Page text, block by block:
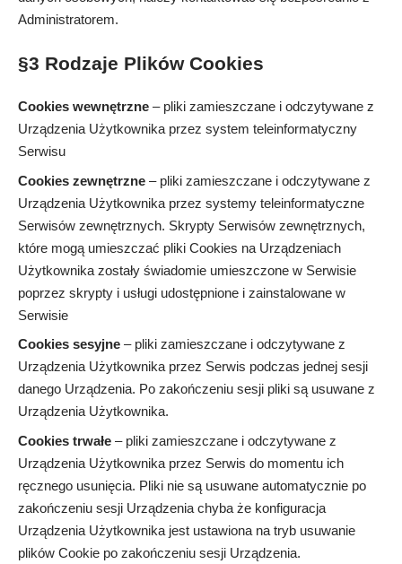
Administratorem.
§3 Rodzaje Plików Cookies
Cookies wewnętrzne – pliki zamieszczane i odczytywane z
Urządzenia Użytkownika przez system teleinformatyczny
Serwisu
Cookies zewnętrzne – pliki zamieszczane i odczytywane z
Urządzenia Użytkownika przez systemy teleinformatyczne
Serwisów zewnętrznych. Skrypty Serwisów zewnętrznych,
które mogą umieszczać pliki Cookies na Urządzeniach
Użytkownika zostały świadomie umieszczone w Serwisie
poprzez skrypty i usługi udostępnione i zainstalowane w
Serwisie
Cookies sesyjne – pliki zamieszczane i odczytywane z
Urządzenia Użytkownika przez Serwis podczas jednej sesji
danego Urządzenia. Po zakończeniu sesji pliki są usuwane z
Urządzenia Użytkownika.
Cookies trwałe – pliki zamieszczane i odczytywane z
Urządzenia Użytkownika przez Serwis do momentu ich
ręcznego usunięcia. Pliki nie są usuwane automatycznie po
zakończeniu sesji Urządzenia chyba że konfiguracja
Urządzenia Użytkownika jest ustawiona na tryb usuwanie
plików Cookie po zakończeniu sesji Urządzenia.